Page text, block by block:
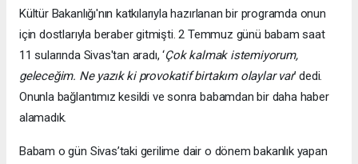
Kültür Bakanlığı'nın katkılarıyla hazırlanan bir programda onun
için dostlarıyla beraber gitmişti. 2 Temmuz günü babam saat
11 sularında Sivas'tan aradı, ‘Çok kalmak istemiyorum,
geleceğim. Ne yazık ki provokatif birtakım olaylar var’ dedi.
Onunla bağlantımız kesildi ve sonra babamdan bir daha haber
alamadık.
Babam o gün Sivas’taki gerilime dair o dönem bakanlık yapan